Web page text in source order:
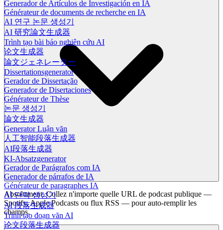
Generador de Artículos de Investigación en IA
Générateur de documents de recherche en IA
AI 연구 논문 생성기
AI 研究論文生成器
Trình tạo bài báo nghiên cứu AI
论文生成器
論文ジェネレーター
Dissertationsgenerator
Gerador de Dissertação
Generador de Disertaciones
Générateur de Thèse
논문 생성기
論文生成器
Generator Luận văn
人工智能段落生成器
AI段落生成器
KI-Absatzgenerator
Gerador de Parágrafos com IA
Generador de párrafos de IA
Générateur de paragraphes IA
AI 단락 생성기
AI 段落生成器
Trình tạo đoạn văn AI
论文段落生成器
Absolument. Collez n'importe quelle URL de podcast publique —
Spotify, Apple Podcasts ou flux RSS — pour auto-remplir les
champs.